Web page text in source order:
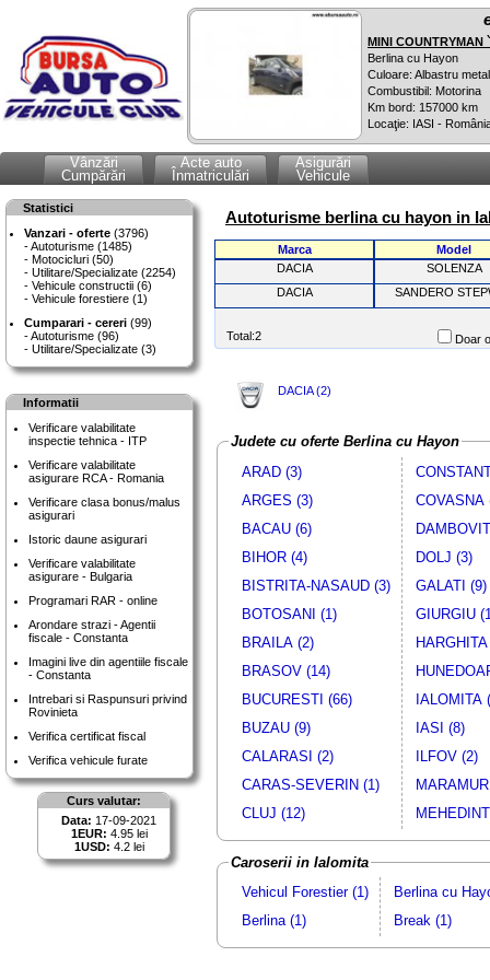
MINI COUNTRYMAN
Berlina cu Hayon
Culoare: Albastru
Combustibil: Motorina
Km bord: 157000 km
Locaţie: IASI -
Vânzări
Cumpărări
Acte auto
Înmatriculări
Asigurări
Vehicule
Statistici
Vanzari - oferte (3796)
Autoturisme (1485)
Motocicluri (50)
Utilitare/Specializate (2254)
Vehicule constructii (6)
Vehicule forestiere (1)
Cumparari - cereri (99)
Autoturisme (96)
Utilitare/Specializate (3)
Informatii
Verificare valabilitate
inspectie tehnica - ITP
Verificare valabilitate
asigurare RCA - Romania
Verificare clasa bonus/malus
asigurari
Istoric daune asigurari
Verificare valabilitate
asigurare - Bulgaria
Programari RAR - online
Arondare strazi - Agentii
fiscale - Constanta
Imagini live din agentiile fiscale
- Constanta
Intrebari si Raspunsuri privind
Rovinieta
Verifica certificat fiscal
Verifica vehicule furate
Curs valutar:
Data: 17-09-2021
1EUR: 4.95 lei
1USD: 4.2 lei
Autoturisme berlina cu hayon in
Marca
Model
DACIA
SOLENZA
DACIA
SANDERO
Total:2 Doar
DACIA (2)
Judete cu oferte Berlina cu Hayon
ARAD (3)
ARGES (3)
BACAU (6)
BIHOR (4)
BISTRITA-NASAUD (3)
BOTOSANI (1)
BRAILA (2)
BRASOV (14)
BUCURESTI (66)
BUZAU (9)
CALARASI (2)
CARAS-SEVERIN (1)
CLUJ (12)
COVASNA
DOLJ (3)
GALATI (9)
GIURGIU
IALOMITA
IASI (8)
ILFOV (2)
Caroserii in Ialomita
Vehicul Forestier (1)
Berlina (1)
Berlina cu
Break (1)